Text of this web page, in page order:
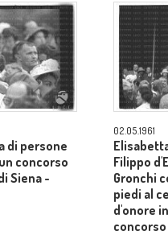
di persone
concorso
Siena -
02.05.1961
Filippo
Gronchi
piedi al
d'onore